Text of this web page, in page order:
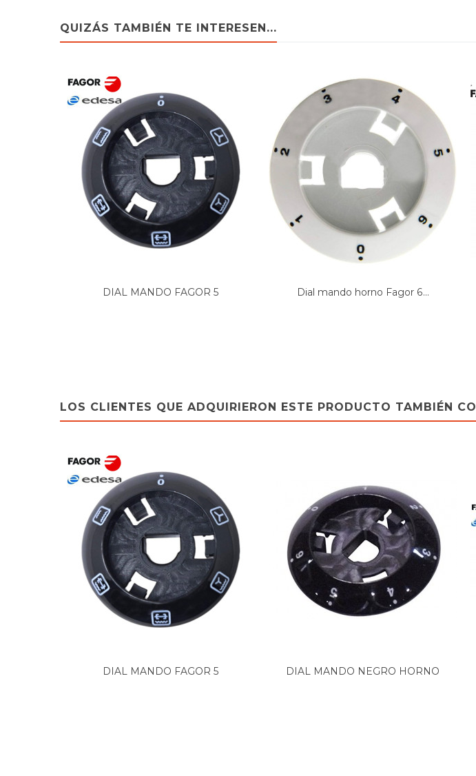
QUIZÁS TAMBIÉN TE INTERESEN...
DIAL MANDO FAGOR 5
Dial mando horno Fagor 6...
LOS CLIENTES QUE ADQUIRIERON ESTE PRODUCTO TAMBIÉN
DIAL MANDO FAGOR 5
DIAL MANDO NEGRO HORNO